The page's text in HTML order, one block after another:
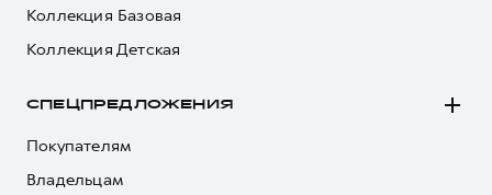
Коллекция Базовая
Коллекция Детская
СПЕЦПРЕДЛОЖЕНИЯ
Покупателям
Владельцам